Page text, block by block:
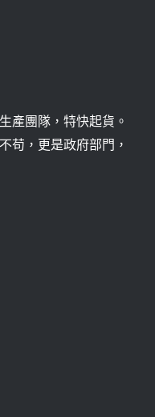
產團隊，特快起貨。
苟，更是政府部門，